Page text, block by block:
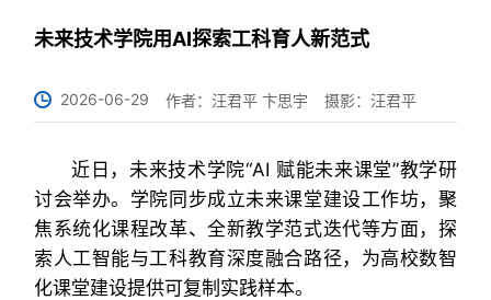
未来技术学院用AI探索工科育人新范式
2026-06-29 作者：汪君平 卞思宇 摄影：汪君平
近日，未来技术学院“AI 赋能未来课堂”教学研
讨会举办。学院同步成立未来课堂建设工作坊，聚
焦系统化课程改革、全新教学范式迭代等方面，探
索人工智能与工科教育深度融合路径，为高校数智
化课堂建设提供可复制实践样本。